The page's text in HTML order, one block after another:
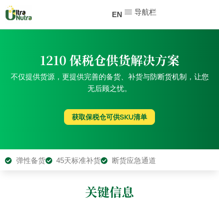
EN 导航栏
1210 保税仓供货解决方案
不仅提供货源，更提供完善的备货、补货与防断货机制，让您
无后顾之忧。
获取保税仓可供SKU清单
弹性备货 45天标准补货 断货应急通道
关键信息